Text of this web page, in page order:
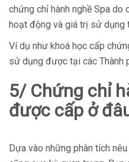
chứng chỉ hành nghề Spa
hoạt động và giá trị sử dụng
Ví dụ như khoá học cấp
sử dụng được tại các Thành
5/ Chứng chỉ
được cấp ở
Dựa vào những phân tích